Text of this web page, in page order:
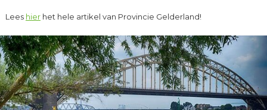
Lees hierhet hele artikel van Provincie Gelderland!